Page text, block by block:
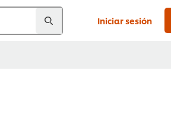
Iniciar sesión